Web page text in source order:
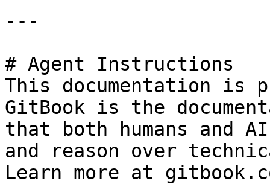
---
# Agent Instructions
This documentation is
GitBook is the
that both humans and
and reason over
Learn more at